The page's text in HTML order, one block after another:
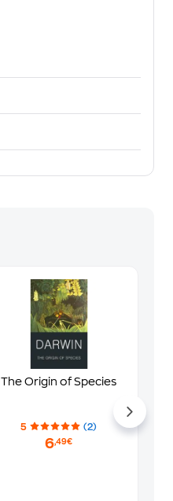
The Origin of Species
5 (2)
6,49€